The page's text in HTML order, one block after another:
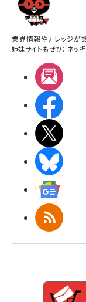
業界情報やナレッジが
姉妹サイトもぜひ： ネッ
RSS